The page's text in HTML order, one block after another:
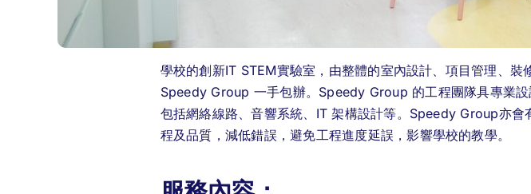
學校的創新IT STEM實驗室，由整體的室內設計、項目管理、
Speedy Group 一手包辦。Speedy Group 的工程團隊具專業
包括網絡線路、音響系統、IT 架構設計等。Speedy Group亦
程及品質，減低錯誤，避免工程進度延誤，影響學校的教學。